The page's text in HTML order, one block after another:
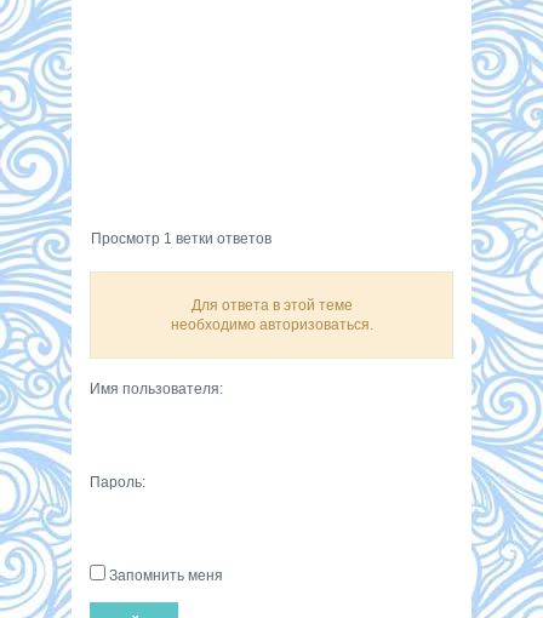
Просмотр 1 ветки ответов
Для ответа в этой теме
необходимо авторизоваться.
Имя пользователя:
Пароль:
Запомнить меня